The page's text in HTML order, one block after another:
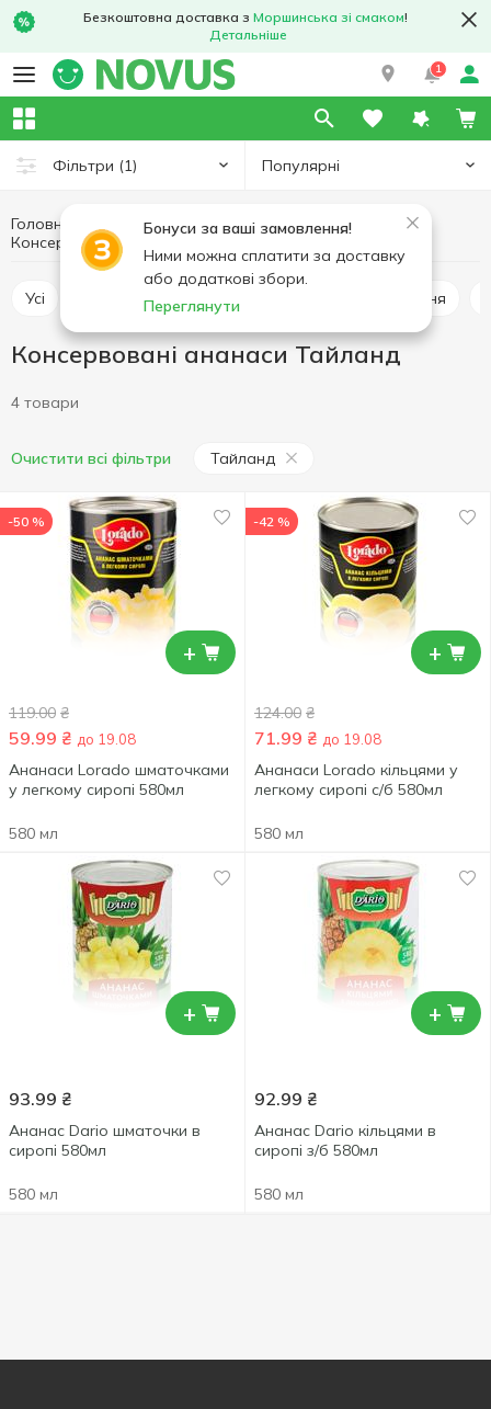
Безкоштовна доставка з Моршинська зі смаком!
Детальніше
1
Фільтри (1) Популярні
Бонуси за ваші замовлення!
Ними можна сплатити за доставку
або додаткові збори.
Переглянути
Головна Консерви
Консервовані ананаси
Усі Консервовані ананаси Консервована вишня
Консервовані ананаси Тайланд
4 товари
Очистити всі фільтри Тайланд
+
-50 %
119.00 ₴
59.99 ₴ до 19.08
Ананаси Lorado шматочками
у легкому сиропі 580мл
580 мл
+
-42 %
124.00 ₴
71.99 ₴ до 19.08
Ананаси Lorado кільцями у
легкому сиропі с/б 580мл
580 мл
+
93.99 ₴
Ананас Dario шматочки в
сиропi 580мл
580 мл
+
92.99 ₴
Ананас Dario кільцями в
сиропі з/б 580мл
580 мл